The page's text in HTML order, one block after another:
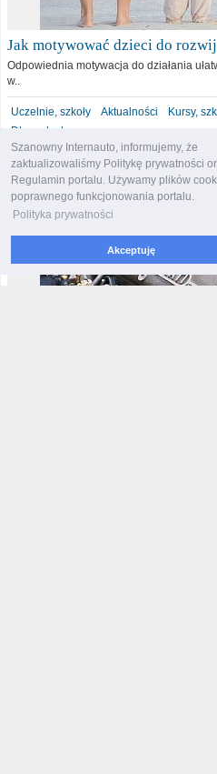
Szanowny Internauto, informujemy, że
zaktualizowaliśmy Politykę prywatności
Regulamin portalu. Używamy plików
poprawnego funkcjonowania portalu.
Polityka prywatności
Akceptuję
Jak motywować dzieci do
Odpowiednia motywacja do działania
w..
Uczelnie, szkoły Aktualności Kursy,
Dla malucha
motoryzacja